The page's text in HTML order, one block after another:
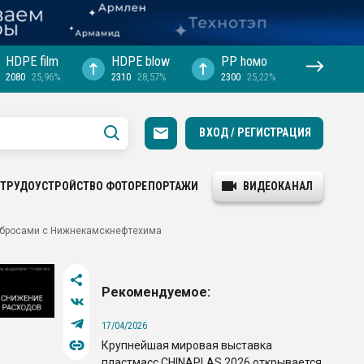
HDPE film
2080 25,96%
HDPE blow
2310 28,57%
PP hомо
2300 25,22%
ВХОД / РЕГИСТРАЦИЯ
ТРУДОУСТРОЙСТВО ФОТОРЕПОРТАЖИ ВИДЕОКАНАЛ
с Нижнекамскнефтехима
Рекомендуемое:
17/04/2026
Крупнейшая мировая выставка